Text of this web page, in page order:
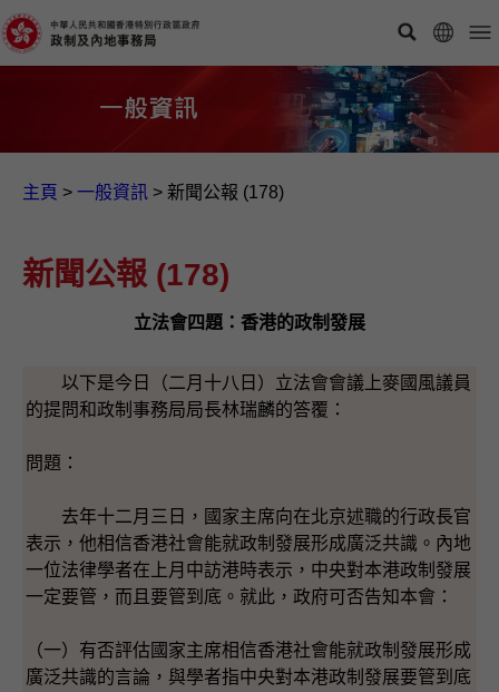
主頁 > 一般資訊​ > 新聞公報 (178)
新聞公報 (178)
立法會四題：香港的政制發展
以下是今日（二月十八日）立法會會議上麥國風議員
的提問和政制事務局局長林瑞麟的答覆：
問題：
去年十二月三日，國家主席向在北京述職的行政長官
表示，他相信香港社會能就政制發展形成廣泛共識。內地
一位法律學者在上月中訪港時表示，中央對本港政制發展
一定要管，而且要管到底。就此，政府可否告知本會：
（一）有否評估國家主席相信香港社會能就政制發展形成
廣泛共識的言論，與學者指中央對本港政制發展要管到底